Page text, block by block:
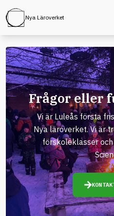
Nya Läroverket
Frågor eller
Vi är Luleås första
Nya läroverket. Vi är
förskoleklasser